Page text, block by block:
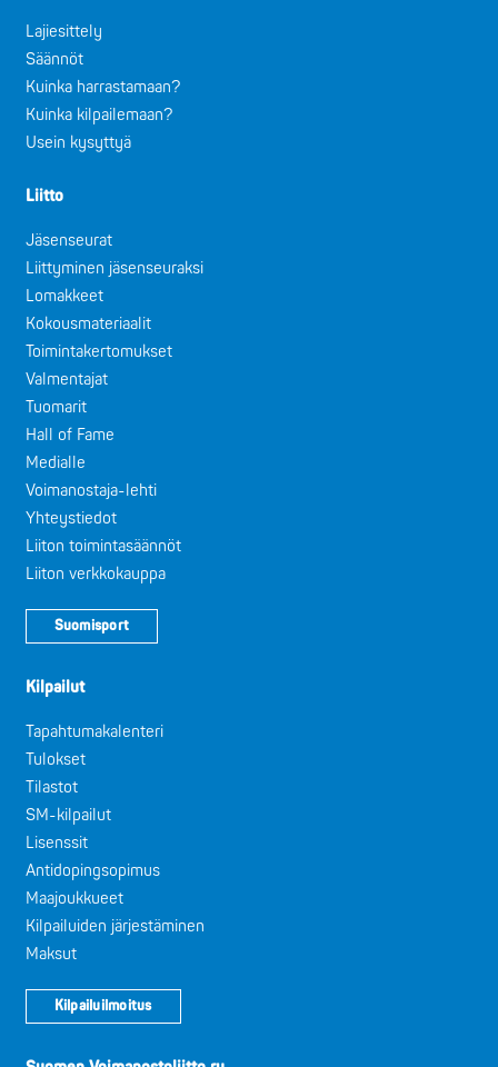
Lajiesittely
Säännöt
Kuinka harrastamaan?
Kuinka kilpailemaan?
Usein kysyttyä
Liitto
Jäsenseurat
Liittyminen jäsenseuraksi
Lomakkeet
Kokousmateriaalit
Toimintakertomukset
Valmentajat
Tuomarit
Hall of Fame
Medialle
Voimanostaja-lehti
Yhteystiedot
Liiton toimintasäännöt
Liiton verkkokauppa
Suomisport
Kilpailut
Tapahtumakalenteri
Tulokset
Tilastot
SM-kilpailut
Lisenssit
Antidopingsopimus
Maajoukkueet
Kilpailuiden järjestäminen
Maksut
Kilpailuilmoitus